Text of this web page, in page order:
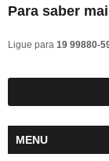
Para saber
Ligue para 19 99880-
MENU